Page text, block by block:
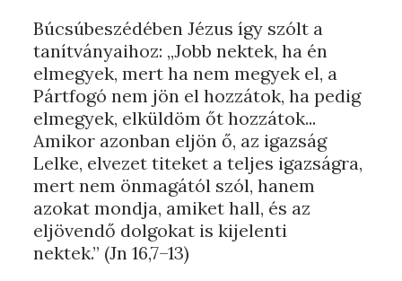
Búcsúbeszédében Jézus így szólt a
tanítványaihoz: „Jobb nektek, ha én
elmegyek, mert ha nem megyek el, a
Pártfogó nem jön el hozzátok, ha pedig
elmegyek, elküldöm őt hozzátok...
Amikor azonban eljön ő, az igazság
Lelke, elvezet titeket a teljes igazságra,
mert nem önmagától szól, hanem
azokat mondja, amiket hall, és az
eljövendő dolgokat is kijelenti
nektek.” (Jn 16,7–13)